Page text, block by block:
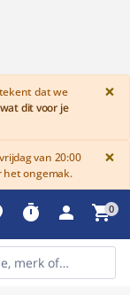
dat we
dit voor je
×
van 20:00
het ongemak.
×
timer person shopping_cart0